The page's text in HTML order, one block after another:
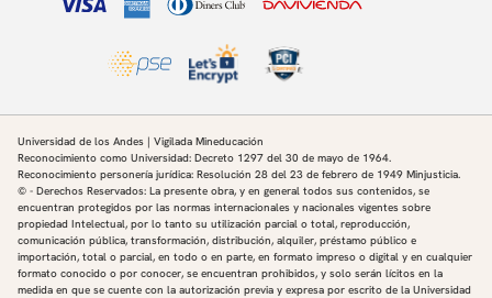
Universidad de los Andes | Vigilada Mineducación
Reconocimiento como Universidad: Decreto 1297 del 30 de mayo de 1964.
Reconocimiento personería jurídica: Resolución 28 del 23 de febrero de 1949 Minjusticia.
© - Derechos Reservados: La presente obra, y en general todos sus contenidos, se
encuentran protegidos por las normas internacionales y nacionales vigentes sobre
propiedad Intelectual, por lo tanto su utilización parcial o total, reproducción,
comunicación pública, transformación, distribución, alquiler, préstamo público e
importación, total o parcial, en todo o en parte, en formato impreso o digital y en cualquier
formato conocido o por conocer, se encuentran prohibidos, y solo serán lícitos en la
medida en que se cuente con la autorización previa y expresa por escrito de la Universidad